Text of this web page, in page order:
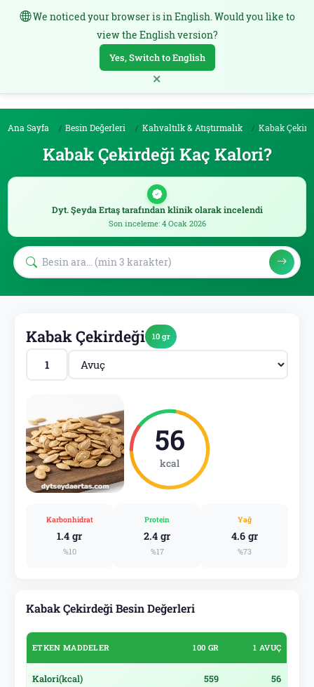
We noticed your browser is in English. Would you like to
view the English version?
Yes, Switch to English
×
TR
Ana Sayfa Besin Değerleri Kahvaltılk & Atıştırmalık Kabak
Kabak Çekirdeği Kaç Kalori?
Dyt. Şeyda Ertaş tarafından klinik olarak incelendi
Son inceleme: 4 Ocak 2026
Kabak Çekirdeği 10 gr
56
kcal
Karbonhidrat
1.4 gr
%10
Protein
2.4 gr
%17
Yağ
4.6 gr
%73
Kabak Çekirdeği Besin Değerleri
ETKEN MADDELER 100 GR 1 AVUÇ
Kalori(kcal) 559 56